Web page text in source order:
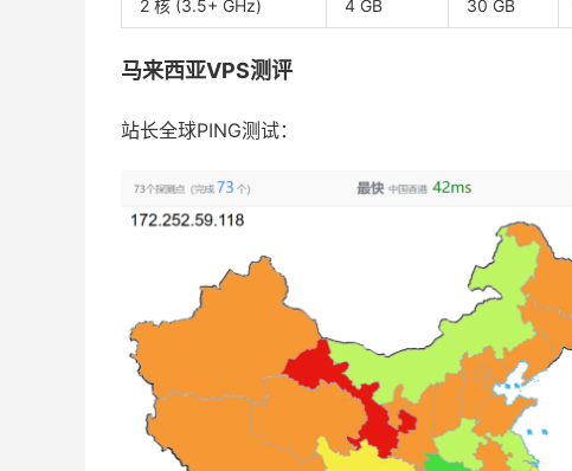
2 核 (3.5+ GHz) 4 GB 30 GB
马来西亚VPS测评
站长全球PING测试：